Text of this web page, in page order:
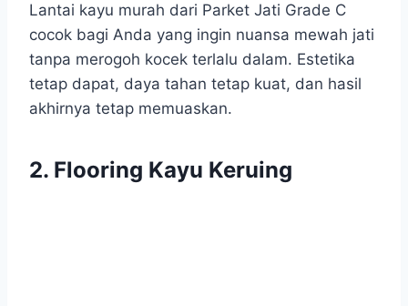
Lantai kayu murah dari Parket Jati Grade C
cocok bagi Anda yang ingin nuansa mewah jati
tanpa merogoh kocek terlalu dalam. Estetika
tetap dapat, daya tahan tetap kuat, dan hasil
akhirnya tetap memuaskan.
2. Flooring Kayu Keruing